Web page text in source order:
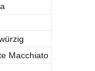
Macchiato